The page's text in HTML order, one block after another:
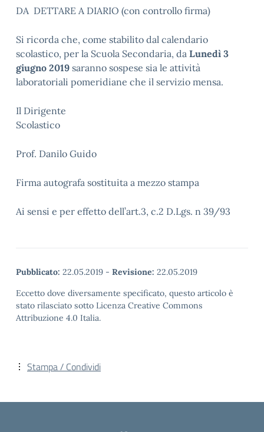
DA DETTARE A DIARIO (con controllo firma)
Si ricorda che, come stabilito dal calendario
scolastico, per la Scuola Secondaria, da Lunedì 3
giugno 2019 saranno sospese sia le attività
laboratoriali pomeridiane che il servizio mensa.
Il Dirigente
Prof. Danilo Guido
Firma autografa sostituita a mezzo stampa
Ai sensi e per effetto dell’art.3, c.2 D.Lgs. n 39/93
Pubblicato: 22.05.2019 - Revisione: 22.05.2019
Eccetto dove diversamente specificato, questo articolo è
stato rilasciato sotto Licenza Creative Commons
Attribuzione 4.0 Italia.
Stampa / Condividi